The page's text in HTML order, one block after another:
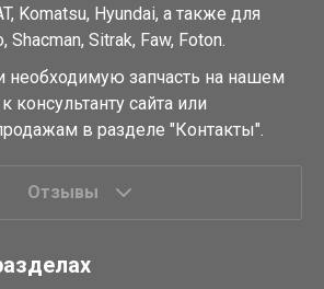
Komatsu, Hyundai, а также для
Sitrak, Faw, Foton.
необходимую запчасть на нашем
консультанту сайта или
в разделе "Контакты".
Отзывы